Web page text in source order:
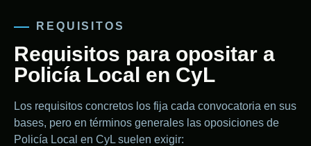
REQUISITOS
Requisitos para opositar a
Policía Local en CyL
Los requisitos concretos los fija cada convocatoria en sus
bases, pero en términos generales las oposiciones de
Policía Local en CyL suelen exigir: